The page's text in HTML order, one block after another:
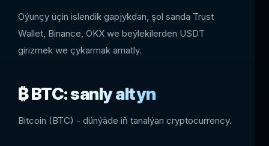
Oýunçy üçin islendik gapjykdan, şol sanda Trust
Wallet, Binance, OKX we beýlekilerden USDT
girizmek we çykarmak amatly.
₿ BTC: sanly altyn
Bitcoin (BTC) - dünýäde iň tanalýan cryptocurrency.